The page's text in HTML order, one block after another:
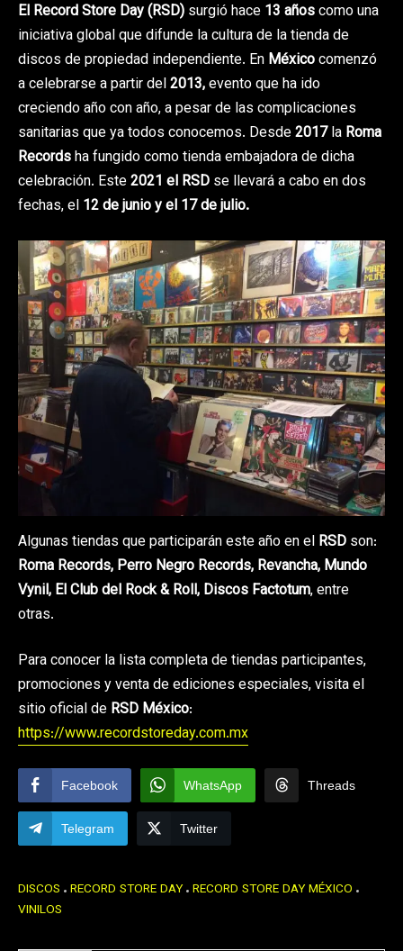
El Record Store Day (RSD) surgió hace 13 añoscomo una
iniciativa global que difunde la cultura de la tienda de
discos de propiedad independiente. En Méxicocomenzó
a celebrarse a partir del2013,evento que ha ido
creciendo año con año, a pesar de las complicaciones
sanitarias que ya todos conocemos. Desde2017la Roma
Recordsha fungido como tienda embajadora de dicha
celebración. Este2021 el RSD se llevará a cabo en dos
fechas, el 12 de junio y el 17 de julio.
Algunas tiendas que participarán este año en el RSD son:
Roma Records, Perro Negro Records, Revancha, Mundo
Vynil, El Club del Rock & Roll, Discos Factotum, entre
otras.
Para conocer la lista completa de tiendas participantes,
promociones y venta de ediciones especiales, visita el
sitio oficial de RSD México:
https://www.recordstoreday.com.mx
Facebook WhatsApp Threads
Telegram Twitter
DISCOS RECORD STORE DAY RECORD STORE DAY MÉXICO
VINILOS